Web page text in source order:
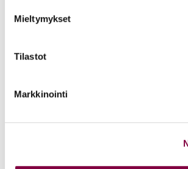
Mieltymykset
Tilastot
Markkinointi
Uutiset 4.8.2026
Helsingin yliopiston ei pidä ratkaista